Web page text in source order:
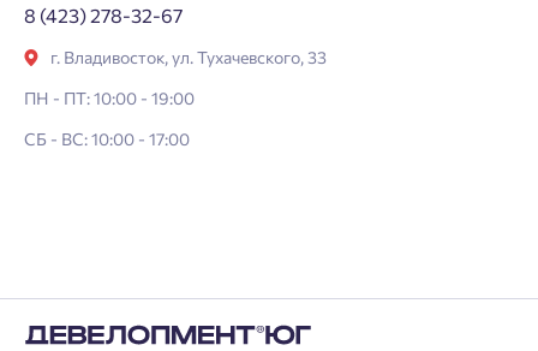
8 (423) 278-32-67
г. Владивосток, ул. Тухачевского, 33
ПН - ПТ: 10:00 - 19:00
СБ - ВС: 10:00 - 17:00